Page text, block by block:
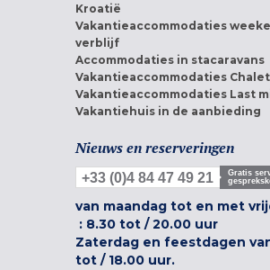
Kroatië
Vakantieaccommodaties
verblijf
Accommodaties in stacaravans
Vakantieaccommodaties
Vakantieaccommodaties Last
Vakantiehuis in de aanbieding
Nieuws en reserveringen
+33 (0)4 84 47 49 21
Gratis
van maandag tot en met
: 8.30 tot /20.00 uur
Zaterdag en feestdagen
tot / 18.00 uur.